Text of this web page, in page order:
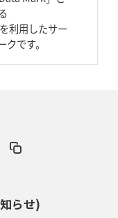
ルド丸ごと計測機器」の
ーランドのフレア（閃
利用したサー
です。
らせ)